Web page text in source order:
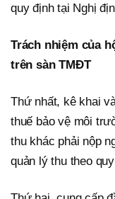
quy định tại Nghị
Trách nhiệm của
trên sàn TMĐT
Thứ nhất, kê khai
thuế bảo vệ môi
thu khác phải nộp
quản lý thu theo